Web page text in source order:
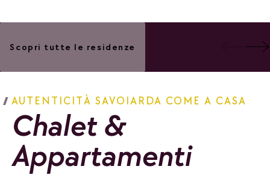
Résidence Alpen
Scopri tutte le residenze
AUTENTICITÀ SAVOIARDA COME A CASA
Chalet &
Appartamenti